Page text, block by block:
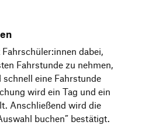
dabei,
Fahrstunde zu nehmen,
eine Fahrstunde
wird ein Tag und ein
Anschließend wird die
buchen” bestätigt.